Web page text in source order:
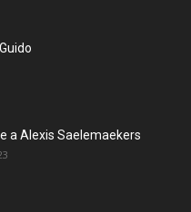
a Alexis Saelemaekers